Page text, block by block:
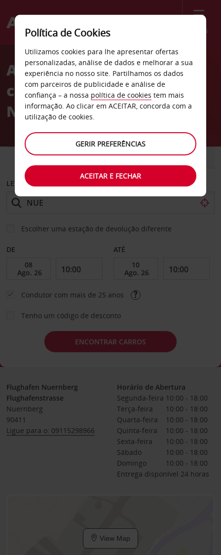
Menu
Welcome
AvisAluguer de
carros Aeroporto de
Nuremberga
CARRO COMERCIAIS
LEVANTAR EM
Escolher uma estação de devolução diferente
DE ATÉ
Condutor com mais de 25 anos
Tenho um código de desconto
ENCONTRAR CARROS
Flughafen Nuernberg
Flughafenstrasse
Nuernberg
90411
Ligue para o: 09115298966
Horário de Abertura
Segunda-feira 10:00 - 18:00
Terça-feira
10:00 - 18:00
Quarta-feira
10:00 - 18:00
Quinta-feira
10:00 - 18:00
Sexta-feira
10:00 - 18:00
Sábado
10:00 - 18:00
Domingo
10:00 - 18:00
Entrega disponível 24 horas
View Map
Política de Cookies
Utilizamos cookies para lhe apresentar ofertas
personalizadas, análise de dados e melhorar a sua
experiência no nosso site. Partilhamos os dados
com parceiros de publicidade e análise de
confiança – a nossa política de cookies tem mais
informação. Ao clicar em ACEITAR, concorda com a
utilização de cookies.
GERIR PREFERÊNCIAS
ACEITAR E FECHAR